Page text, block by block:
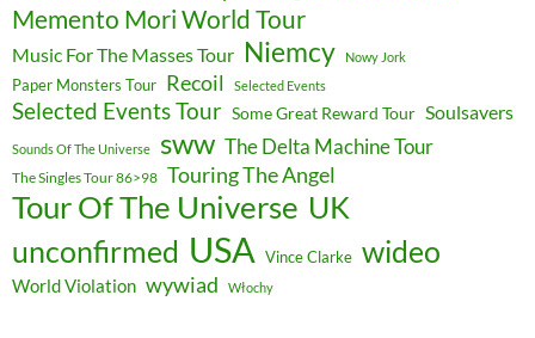
Memento Mori World Tour
Music For The Masses Tour Niemcy Nowy Jork
Paper Monsters Tour Recoil Selected Events
Selected Events Tour Some Great Reward Tour Soulsavers
Sounds Of The Universe sww The Delta Machine Tour
The Singles Tour 86>98 Touring The Angel
Tour Of The Universe UK
unconfirmed USA Vince Clarke wideo
World Violation wywiad Włochy